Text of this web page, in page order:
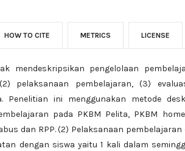
HOW TO CITE METRICS LICENSE
mendeskripsikan pengelolaan
pelaksanaan pembelajaran, (3)
Penelitian ini menggunakan metode
pada PKBM Pelita, PKBM
dan RPP. (2) Pelaksanaan
dengan siswa yaitu 1 kali dalam